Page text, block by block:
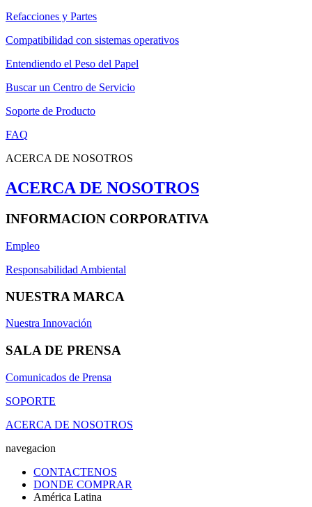
Refacciones y Partes
Compatibilidad con sistemas operativos
Entendiendo el Peso del Papel
Buscar un Centro de Servicio
Soporte de Producto
FAQ
ACERCA DE NOSOTROS
ACERCA DE NOSOTROS
INFORMACION CORPORATIVA
Empleo
Responsabilidad Ambiental
NUESTRA MARCA
Nuestra Innovación
SALA DE PRENSA
Comunicados de Prensa
SOPORTE
ACERCA DE NOSOTROS
navegacion
CONTACTENOS
DONDE COMPRAR
América Latina